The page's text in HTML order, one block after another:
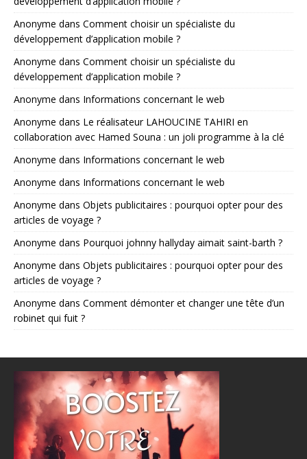
Anonyme dans Comment choisir un spécialiste du
développement d’application mobile ?
Anonyme dans Comment choisir un spécialiste du
développement d’application mobile ?
Anonyme dans Informations concernant le web
Anonyme dans Le réalisateur LAHOUCINE TAHIRI en
collaboration avec Hamed Souna : un joli programme à la clé
Anonyme dans Informations concernant le web
Anonyme dans Informations concernant le web
Anonyme dans Objets publicitaires : pourquoi opter pour des
articles de voyage ?
Anonyme dans Pourquoi johnny hallyday aimait saint-barth ?
Anonyme dans Objets publicitaires : pourquoi opter pour des
articles de voyage ?
Anonyme dans Comment démonter et changer une tête d’un
robinet qui fuit ?